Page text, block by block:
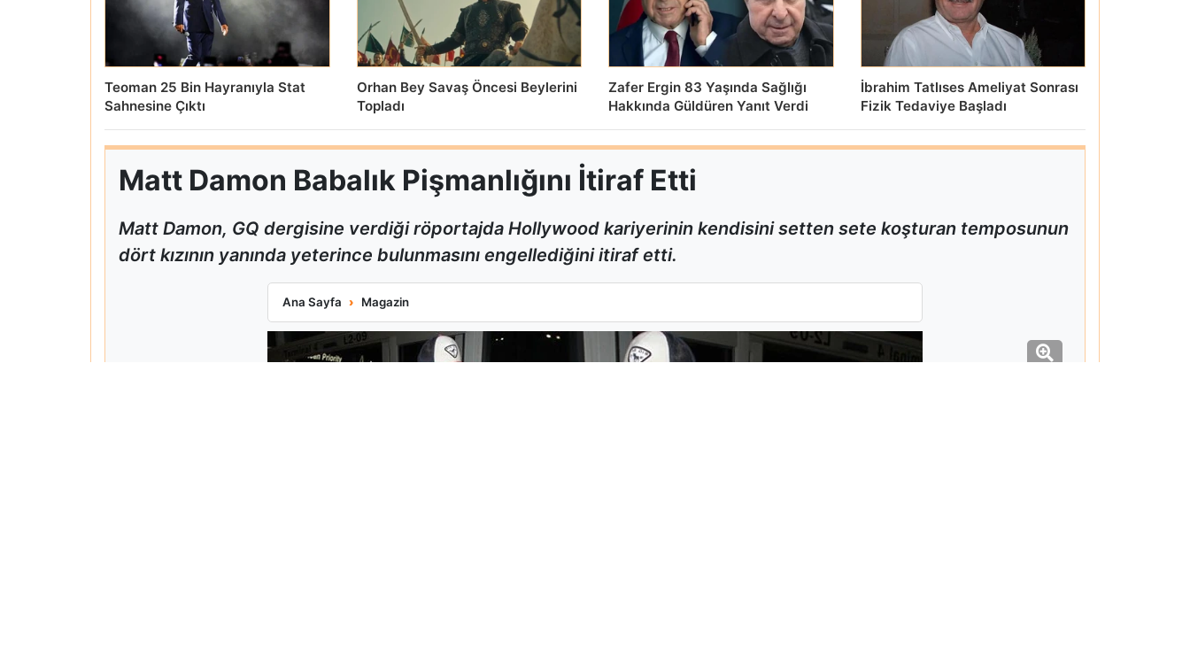
Teoman 25 Bin Hayranıyla Stat
Sahnesine Çıktı
Orhan Bey Savaş Öncesi Beylerini
Topladı
Zafer Ergin 83 Yaşında Sağlığı
Hakkında Güldüren Yanıt Verdi
İbrahim Tatlıses Ameliyat Sonrası
Fizik Tedaviye Başladı
Matt Damon Babalık Pişmanlığını İtiraf Etti
Matt Damon, GQ dergisine verdiği röportajda Hollywood kariyerinin kendisini setten sete koşturan temposunun
dört kızının yanında yeterince bulunmasını engellediğini itiraf etti.
Ana Sayfa Magazin
Matt Damon Babalık Pişmanlığını İtiraf Etti